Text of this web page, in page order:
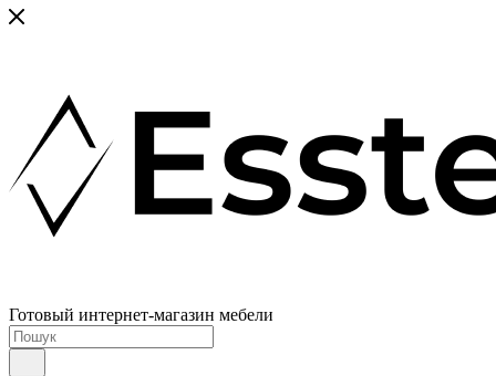
Готовый интернет-магазин мебели